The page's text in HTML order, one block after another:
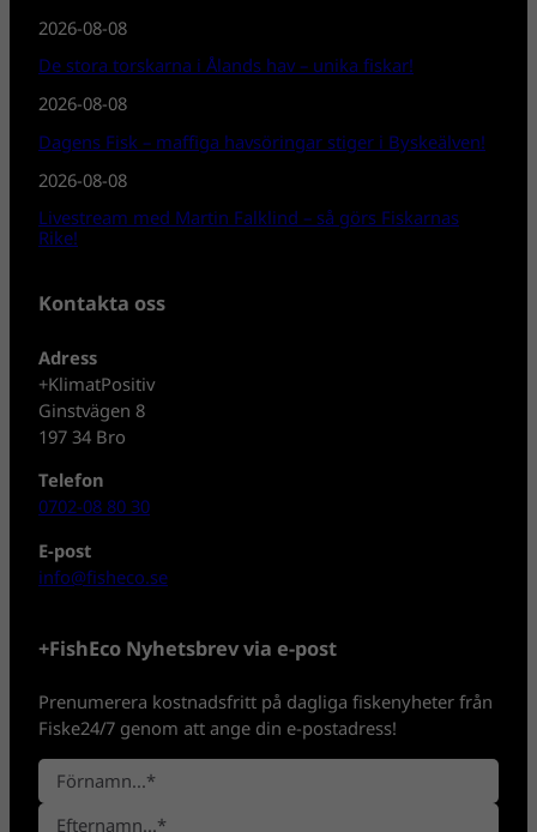
2026-08-08
De stora torskarna i Ålands hav – unika fiskar!
2026-08-08
Dagens Fisk – maffiga havsöringar stiger i Byskeälven!
2026-08-08
Livestream med Martin Falklind – så görs Fiskarnas
Rike!
Kontakta oss
Adress
+KlimatPositiv
Ginstvägen 8
197 34 Bro
Telefon
0702-08 80 30
E-post
info@fisheco.se
+FishEco Nyhetsbrev via e-post
Prenumerera kostnadsfritt på dagliga fiskenyheter från
Fiske24/7 genom att ange din e-postadress!
N
a
F